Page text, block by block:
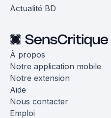
Actualité BD
À propos
Notre application mobile
Notre extension
Aide
Nous contacter
Emploi